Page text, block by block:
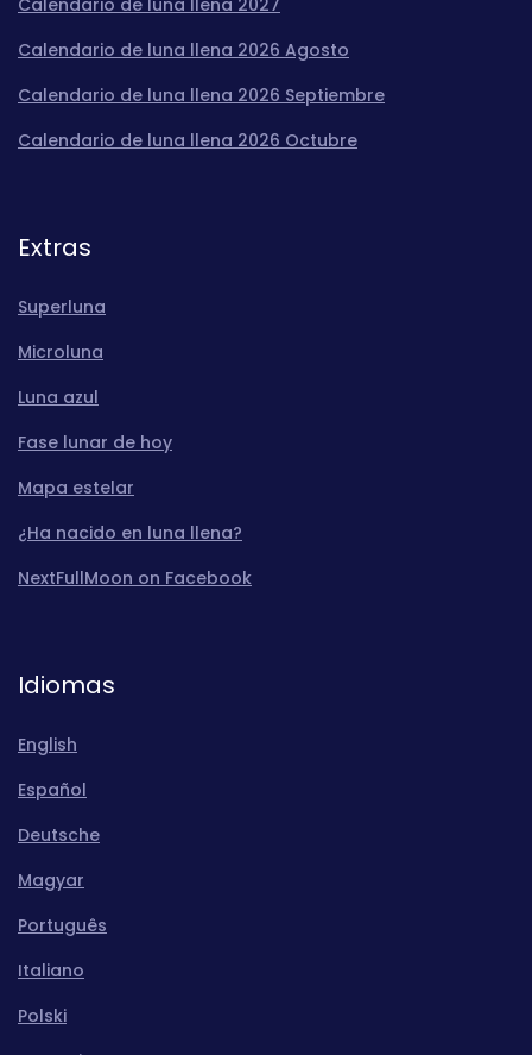
Calendario de luna llena 2026 Agosto
Calendario de luna llena 2026 Septiembre
Calendario de luna llena 2026 Octubre
Extras
Superluna
Microluna
Luna azul
Fase lunar de hoy
Mapa estelar
¿Ha nacido en luna llena?
NextFullMoon on Facebook
Idiomas
English
Español
Deutsche
Magyar
Português
Italiano
Polski